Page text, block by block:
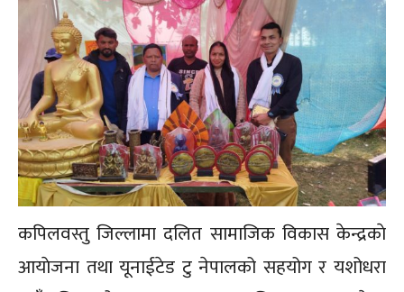
कपिलवस्तु जिल्लामा दलित सामाजिक विकास केन्द्रकाे
आयाेजना तथा यूनाईटेड टु नेपालको सहयोग र यशोधरा